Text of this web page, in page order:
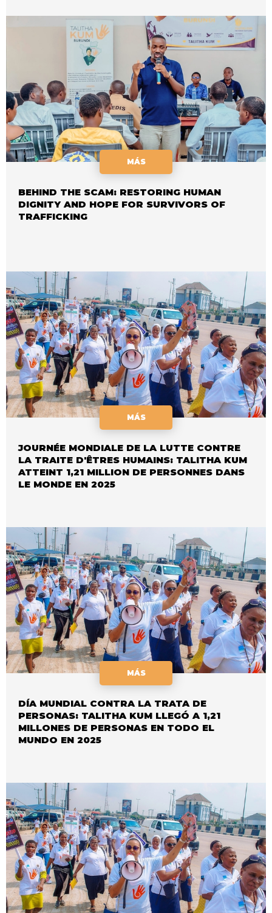
MÁS
BEHIND THE SCAM: RESTORING HUMAN
DIGNITY AND HOPE FOR SURVIVORS OF
TRAFFICKING
MÁS
JOURNÉE MONDIALE DE LA LUTTE CONTRE
LA TRAITE D'ÊTRES HUMAINS: TALITHA KUM
ATTEINT 1,21 MILLION DE PERSONNES DANS
LE MONDE EN 2025
MÁS
DÍA MUNDIAL CONTRA LA TRATA DE
PERSONAS: TALITHA KUM LLEGÓ A 1,21
MILLONES DE PERSONAS EN TODO EL
MUNDO EN 2025